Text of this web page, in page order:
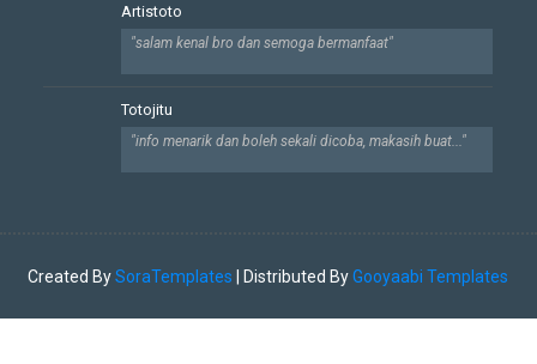
Artistoto
"salam kenal bro dan semoga bermanfaat"
Totojitu
"info menarik dan boleh sekali dicoba, makasih buat..."
Created BySoraTemplates | Distributed ByGooyaabi Templates